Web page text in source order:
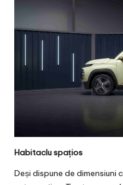
Habitaclu spațios
Deși dispune de dimensiuni